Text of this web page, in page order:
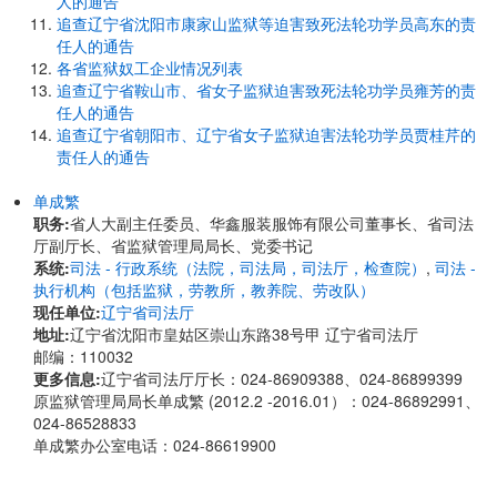
追查辽宁省沈阳市康家山监狱等迫害致死法轮功学员高东的责
任人的通告
各省监狱奴工企业情况列表
追查辽宁省鞍山市、省女子监狱迫害致死法轮功学员雍芳的责
任人的通告
追查辽宁省朝阳市、辽宁省女子监狱迫害法轮功学员贾桂芹的
责任人的通告
单成繁
职务:省人大副主任委员、华鑫服装服饰有限公司董事长、省司法
厅副厅长、省监狱管理局局长、党委书记
系统:司法 - 行政系统（法院，司法局，司法厅，检查院） , 司法 -
执行机构（包括监狱，劳教所，教养院、劳改队）
现任单位:辽宁省司法厅
地址:辽宁省沈阳市皇姑区崇山东路38号甲 辽宁省司法厅
邮编：110032
更多信息:辽宁省司法厅厅长：024-86909388、024-86899399
原监狱管理局局长单成繁 (2012.2 -2016.01）：024-86892991、
024-86528833
单成繁办公室电话：024-86619900